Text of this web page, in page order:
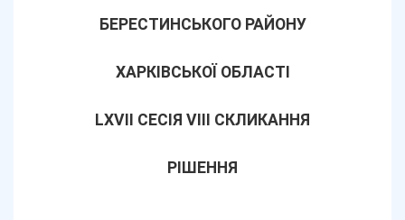
БЕРЕСТИНСЬКОГО РАЙОНУ
ХАРКІВСЬКОЇ ОБЛАСТІ
LХVІІ СЕСІЯ VIII СКЛИКАННЯ
РІШЕННЯ